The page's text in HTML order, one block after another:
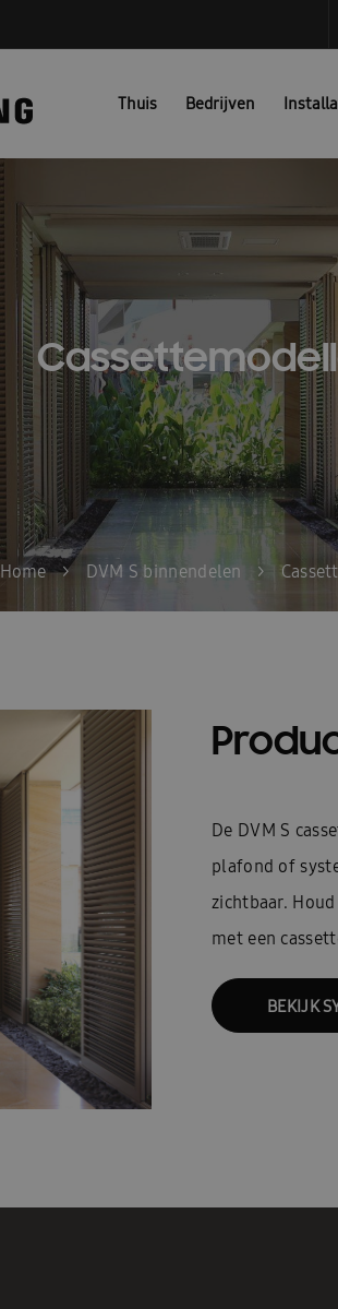
Thuis Bedrijven
Home > DVM S binnendelen >
De DVM S
plafond of
zichtbaar.
met een
BEKIJK